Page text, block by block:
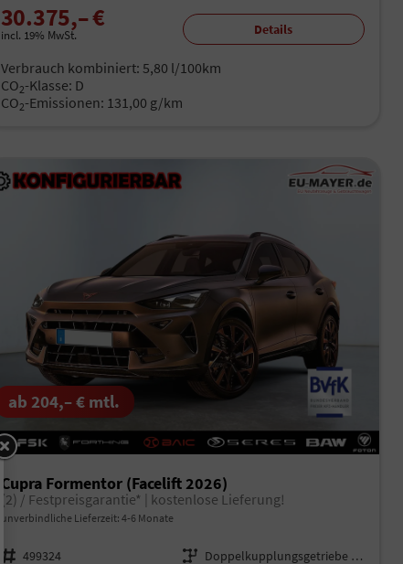
30.375,– €
incl. 19% MwSt. Details
Verbrauch kombiniert: 5,80 l/100km
CO2-Klasse: D
CO2-Emissionen: 131,00 g/km
ab 204,– € mtl.
Cupra Formentor (Facelift 2026)
(2) / Festpreisgarantie* | kostenlose Lieferung!
unverbindliche Lieferzeit: 4-6 Monate
Fahrzeugnr. 499324 Getriebe
Doppelkupplungsgetriebe (DSG)